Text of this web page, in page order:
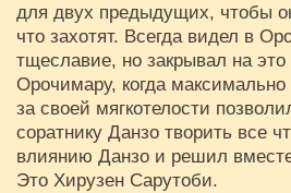
для двух предыдущих, чтобы
что захотят. Всегда видел в
тщеславие, но закрывал на
Орочимару, когда
за своей мягкотелости
соратнику Данзо творить все
влиянию Данзо и решил
Это Хирузен Сарутоби.